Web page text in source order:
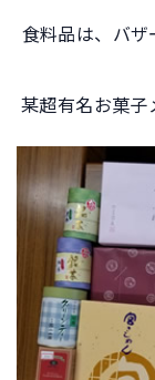
食料品は、バザ
某超有名お菓子